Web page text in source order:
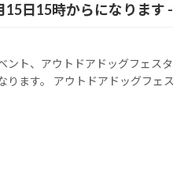
15日15時からになりま
ント、アウトドアドッグフェス
ります。 アウトドアドッグフ